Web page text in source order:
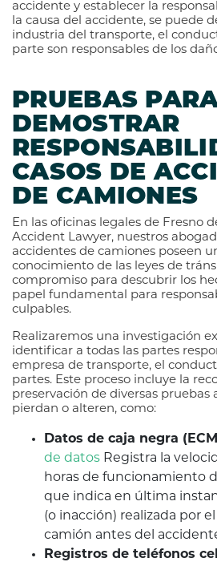
accidente y establecer la
la causa del accidente, se puede
industria del transporte, el
parte son responsables de los
PRUEBAS
DEMOSTRAR
CASOS DE
DE CAMIONES
En las oficinas legales de Fresno
Accident Lawyer, nuestros
accidentes de camiones poseen
conocimiento de las leyes de
compromiso para descubrir los
papel fundamental para
culpables.
Realizaremos una investigación
identificar a todas las partes
empresa de transporte, el
partes. Este proceso incluye la
preservación de diversas pruebas
pierdan o alteren, como:
Datos de caja negra
de datos Registra la
horas de funcionamiento
que indica en última
(o inacción) realizada por
camión antes del
Registros de teléfonos